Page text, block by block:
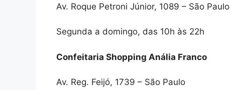
Av. Roque Petroni Júnior, 1089 – São Paulo
Segunda a domingo, das 10h às 22h
Confeitaria Shopping Anália Franco
Av. Reg. Feijó, 1739 – São Paulo